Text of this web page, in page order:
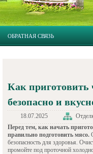
ОБРАТНАЯ СВЯЗЬ
Как приготовить
безопасно и
18.07.2025
Перед тем, как начать
правильно подготовить мясо.
безопасность для здоровья.
промойте под проточной